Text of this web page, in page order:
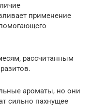
применение
рассчитанным
ароматы, но они
сильно пахнущее